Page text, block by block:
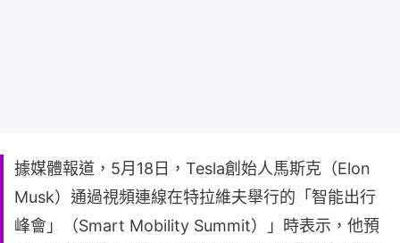
據媒體報道，5月18日，Tesla創始人馬斯克（Elon
Musk）通過視頻連線在特拉維夫舉行的「智能出行
峰會」（Smart Mobility Summit）」時表示，他預